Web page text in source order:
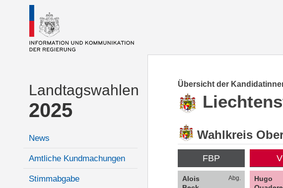
Landtagswahlen
2025
News
Amtliche Kundmachungen
Stimmabgabe
Übersicht der
Wahlkreis
FBP
Alois
Abg.
Hugo